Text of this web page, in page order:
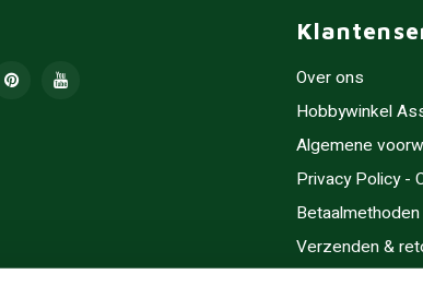
Over ons
Hobbywinkel
Algemene
Privacy Policy -
Betaalmethoden
Verzenden &